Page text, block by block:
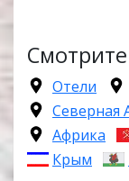
Отели
Северная
Африка
Крым